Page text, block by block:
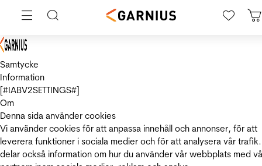
Samtycke
Information
[#IABV2SETTINGS#]
Om
Denna sida använder cookies
Vi använder cookies för att anpassa innehåll och annonser, för att
leverera funktioner i sociala medier och för att analysera vår
delar också information om hur du använder vår webbplats med